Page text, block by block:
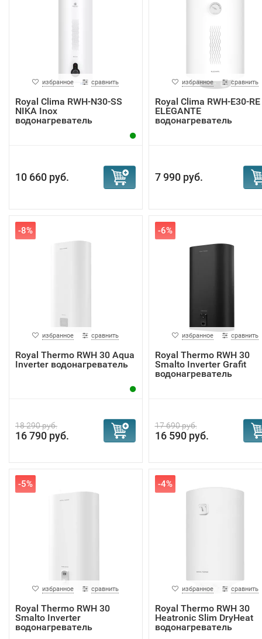
избранное сравнить
Royal Clima RWH-N30-SS
NIKA Inox
водонагреватель
10 660 руб.
избранное сравнить
Royal Clima RWH-E30-RE
ELEGANTE
водонагреватель
7 990 руб.
-8%
избранное сравнить
Royal Thermo RWH 30 Aqua
Inverter водонагреватель
18 290 руб.
16 790 руб.
-6%
избранное сравнить
Royal Thermo RWH 30
Smalto Inverter Grafit
водонагреватель
17 690 руб.
16 590 руб.
-5%
избранное сравнить
Royal Thermo RWH 30
Smalto Inverter
водонагреватель
-4%
избранное сравнить
Royal Thermo RWH 30
Heatronic Slim DryHeat
водонагреватель